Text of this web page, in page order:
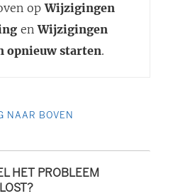
opWijzigingen
enWijzigingen
opnieuw starten.
NAAR BOVEN
HET PROBLEEM